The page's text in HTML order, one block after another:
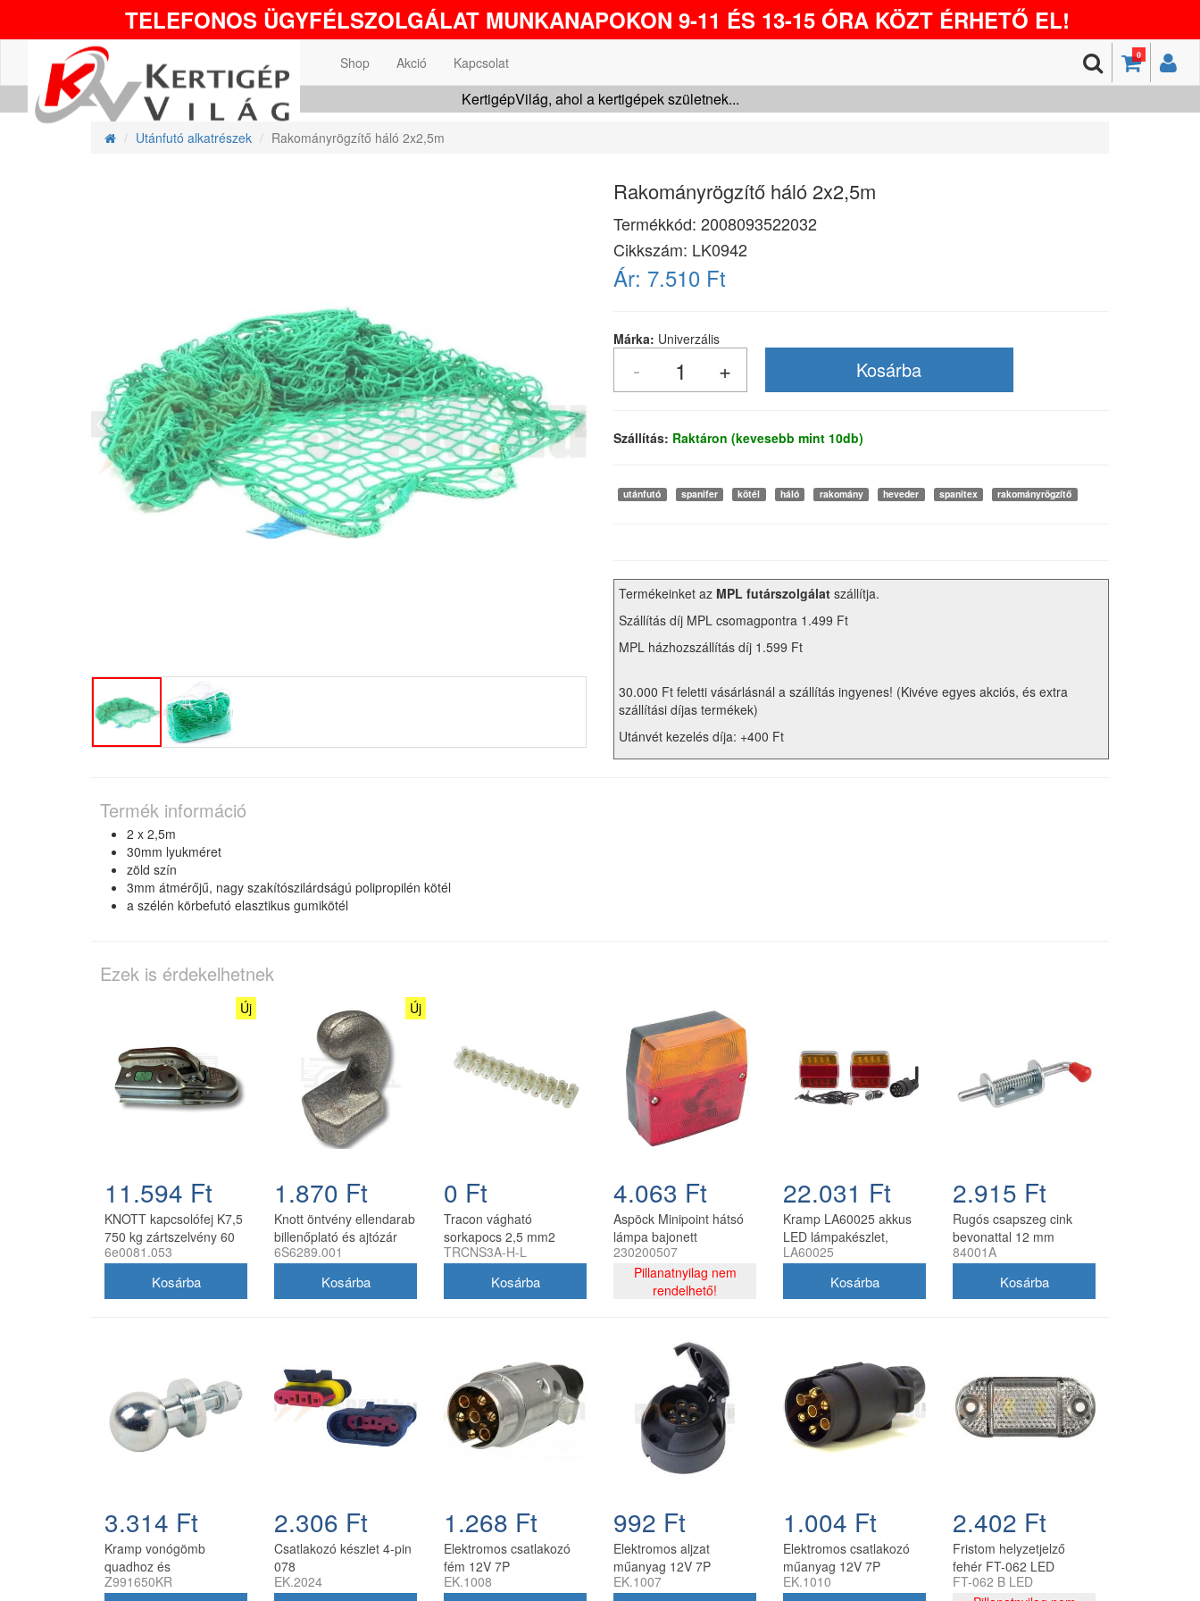
TELEFONOS ÜGYFÉLSZOLGÁLAT MUNKANAPOKON 9-11 ÉS 13-15 ÓRA KÖZT ÉRHETŐ EL!
0
Shop Akció Kapcsolat
KertigépVilág, ahol a kertigépek születnek...
Utánfutó alkatrészek Rakományrögzítő háló 2x2,5m
Rakományrögzítő háló 2x2,5m
Termékkód: 2008093522032
Cikkszám: LK0942
Ár: 7.510 Ft
Márka: Univerzális
Szállítás: Raktáron (kevesebb mint 10db)
utánfutó spanifer kötél háló rakomány heveder spanitex rakományrögzítő
Termékeinket az MPL futárszolgálat szállítja.
Szállítás díj MPL csomagpontra 1.499 Ft
MPL házhozszállítás díj 1.599 Ft
30.000 Ft feletti vásárlásnál a szállítás ingyenes! (Kivéve egyes akciós, és extra
szállítási díjas termékek)
Utánvét kezelés díja: +400 Ft
Termék információ
2 x 2,5m
30mm lyukméret
zöld szín
3mm átmérőjű, nagy szakítószilárdságú polipropilén kötél
a szélén körbefutó elasztikus gumikötél
Ezek is érdekelhetnek
Új
11.594 Ft
KNOTT kapcsolófej K7,5
750 kg zártszelvény 60
mm
6e0081.053
Új
1.870 Ft
Knott öntvény ellendarab
billenőplató és ajtózár
zárhoz hegeszthető
6S6289.001
0 Ft
Tracon vágható
sorkapocs 2,5 mm2
lemezes fehér 12 tagú
TRCNS3A-H-L
4.063 Ft
Aspöck Minipoint hátsó
lámpa bajonett
csatlakozóval,
rendszámvilágítás nélkül
230200507
Pillanatnyilag nem
rendelhető!
22.031 Ft
Kramp LA60025 akkus
LED lámpakészlet,
mágneses, 12 V
LA60025
2.915 Ft
Rugós csapszeg cink
bevonattal 12 mm
84001A
84001A
3.314 Ft
Kramp vonógömb
quadhoz és
fűnyírótraktorhoz 50 mm
Z991650KR
2.306 Ft
Csatlakozó készlet 4-pin
078
EK.2024
1.268 Ft
Elektromos csatlakozó
fém 12V 7P
EK.1008
992 Ft
Elektromos aljzat
műanyag 12V 7P
EK.1007
1.004 Ft
Elektromos csatlakozó
műanyag 12V 7P
EK.1010
2.402 Ft
Fristom helyzetjelző
fehér FT-062 LED
FT-062 B LED